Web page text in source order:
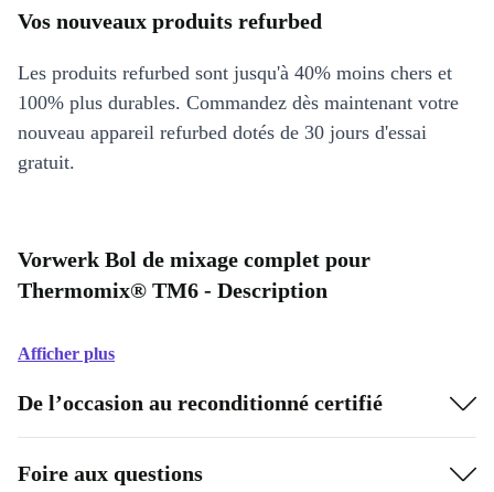
Vos nouveaux produits refurbed
Les produits refurbed sont jusqu'à 40% moins chers et
100% plus durables. Commandez dès maintenant votre
nouveau appareil refurbed dotés de 30 jours d'essai
gratuit.
Vorwerk Bol de mixage complet pour
Thermomix® TM6 - Description
Afficher plus
De l’occasion au reconditionné certifié
Foire aux questions